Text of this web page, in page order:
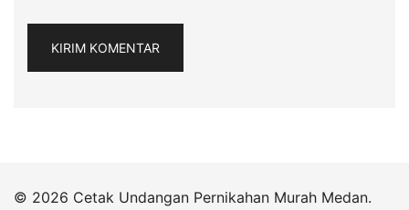
© 2026 Cetak Undangan Pernikahan Murah Medan.